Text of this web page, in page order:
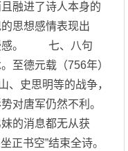
融进了诗人本身的
思想感情表现出
漫感。 七、八句
至德元载（756年）
、史思明等的战争，
对唐军仍然不利。
的消息都无从获
正书空”结束全诗。